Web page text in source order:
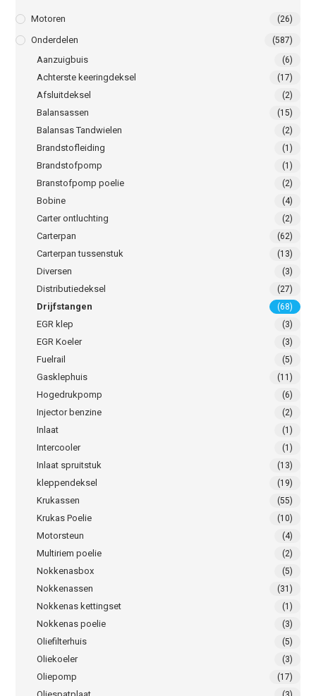
Motoren (26)
Onderdelen (587)
Aanzuigbuis (6)
Achterste keeringdeksel (17)
Afsluitdeksel (2)
Balansassen (15)
Balansas Tandwielen (2)
Brandstofleiding (1)
Brandstofpomp (1)
Branstofpomp poelie (2)
Bobine (4)
Carter ontluchting (2)
Carterpan (62)
Carterpan tussenstuk (13)
Diversen (3)
Distributiedeksel (27)
Drijfstangen (68)
EGR klep (3)
EGR Koeler (3)
Fuelrail (5)
Gasklephuis (11)
Hogedrukpomp (6)
Injector benzine (2)
Inlaat (1)
Intercooler (1)
Inlaat spruitstuk (13)
kleppendeksel (19)
Krukassen (55)
Krukas Poelie (10)
Motorsteun (4)
Multiriem poelie (2)
Nokkenasbox (5)
Nokkenassen (31)
Nokkenas kettingset (1)
Nokkenas poelie (3)
Oliefilterhuis (5)
Oliekoeler (3)
Oliepomp (17)